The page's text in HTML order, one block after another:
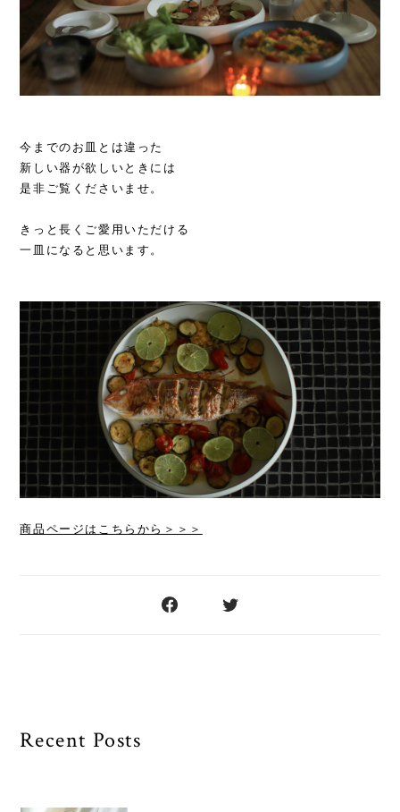
今までのお皿とは違った
新しい器が欲しいときには
是非ご覧くださいませ。
きっと長くご愛用いただける
一皿になると思います。
商品ページはこちらから＞＞＞
Recent Posts